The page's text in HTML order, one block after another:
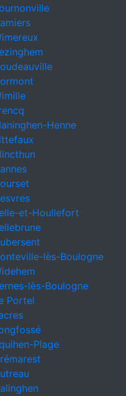
Henne
et-Houllefort
lès-Boulogne
lès-Boulogne
Portel
Plage